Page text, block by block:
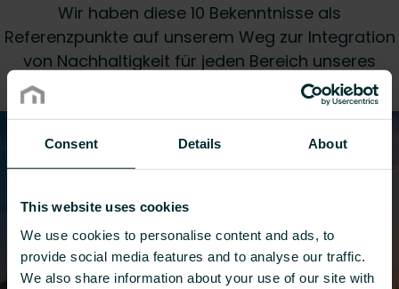
Consent Details About
This website uses cookies
We use cookies to personalise content and ads, to
provide social media features and to analyse our traffic.
We also share information about your use of our site with
Wir haben diese 10 Bekenntnisse als
Referenzpunkte auf unserem Weg zur Integration
von Nachhaltigkeit für jeden Bereich unseres
Unternehmens festgelegt.